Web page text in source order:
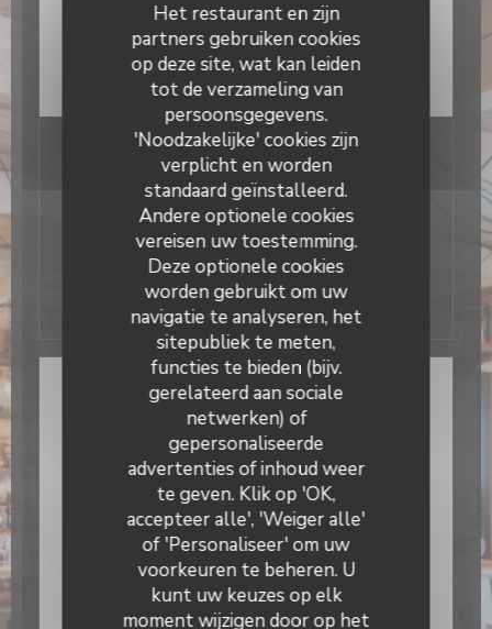
Het restaurant en zijn
partners gebruiken cookies
op deze site, wat kan leiden
tot de verzameling van
persoonsgegevens.
'Noodzakelijke' cookies zijn
verplicht en worden
standaard geïnstalleerd.
Andere optionele cookies
vereisen uw toestemming.
Deze optionele cookies
worden gebruikt om uw
navigatie te analyseren, het
sitepubliek te meten,
functies te bieden (bijv.
gerelateerd aan sociale
netwerken) of
gepersonaliseerde
advertenties of inhoud weer
te geven. Klik op 'OK,
accepteer alle', 'Weiger alle'
of 'Personaliseer' om uw
voorkeuren te beheren. U
kunt uw keuzes op elk
moment wijzigen door op het
13/10/2016
Les gourmets parisiens à table !
Il Caravaggio dans la sélection Paris Match des
bonnes adresses à Paris et en Ile de France.
Zie het nieuwsartikel((opent in een nieuw
Il Caravaggio